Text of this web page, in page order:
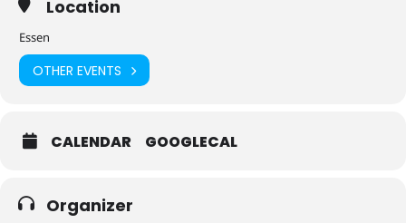
Location
Essen
OTHER EVENTS
CALENDAR GOOGLECAL
Organizer